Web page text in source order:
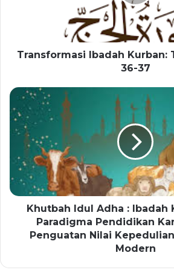
Transformasi Ibadah Kurban:
36-37
Khutbah Idul Adha : Ibadah
Paradigma Pendidikan
Penguatan Nilai
Modern